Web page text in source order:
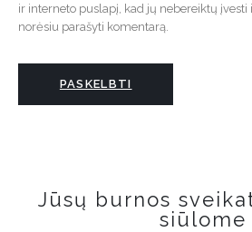
ir interneto puslapį, kad jų nebereiktų įvesti
norėsiu parašyti komentarą.
Jūsų burnos
siūlome